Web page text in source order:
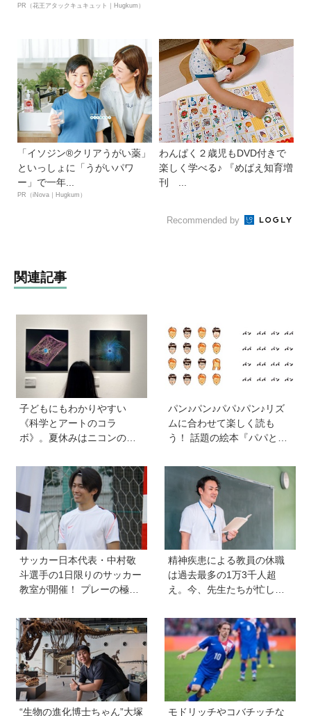
PR（花王アタックキュキュット｜Hugkum）
「イソジン®クリアうがい薬」
といっしょに「うがいパワ
ー」で一年...
PR（iNova｜Hugkum）
わんぱく２歳児もDVD付きで
楽しく学べる♪ 『めばえ知育増
刊 ...
Recommended by
関連記事
子どもにもわかりやすい
《科学とアートのコラ
ボ》。夏休みはニコンの特
へ！【高校生以下無料】
パン♪パン♪パパ♪パン♪リズ
ムに合わせて楽しく読も
う！ 話題の絵本『パパとパ
ット・サニーブックスさん
に聞く子育てと絵本づくり
のお話
サッカー日本代表・中村敬
斗選手の1日限りのサッカー
教室が開催！ プレーの極意
学びと笑顔あふれる大盛況
イベントを詳しくレポ
精神疾患による教員の休職
は過去最多の1万3千人超
え。今、先生たちが忙しす
知っておきたい学校のリア
ル】
“生物の進化博士ちゃん”大塚 モドリッチやコバチッチな